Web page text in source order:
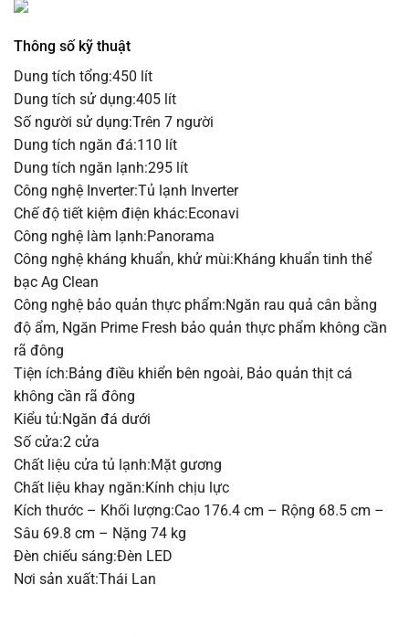
Thông số kỹ thuật
Dung tích tổng:450 lít
Dung tích sử dụng:405 lít
Số người sử dụng:Trên 7 người
Dung tích ngăn đá:110 lít
Dung tích ngăn lạnh:295 lít
Công nghệ Inverter:Tủ lạnh Inverter
Chế độ tiết kiệm điện khác:Econavi
Công nghệ làm lạnh:Panorama
Công nghệ kháng khuẩn, khử mùi:Kháng khuẩn tinh thể
bạc Ag Clean
Công nghệ bảo quản thực phẩm:Ngăn rau quả cân bằng
độ ẩm, Ngăn Prime Fresh bảo quản thực phẩm không cần
rã đông
Tiện ích:Bảng điều khiển bên ngoài, Bảo quản thịt cá
không cần rã đông
Kiểu tủ:Ngăn đá dưới
Số cửa:2 cửa
Chất liệu cửa tủ lạnh:Mặt gương
Chất liệu khay ngăn:Kính chịu lực
Kích thước – Khối lượng:Cao 176.4 cm – Rộng 68.5 cm –
Sâu 69.8 cm – Nặng 74 kg
Đèn chiếu sáng:Đèn LED
Nơi sản xuất:Thái Lan